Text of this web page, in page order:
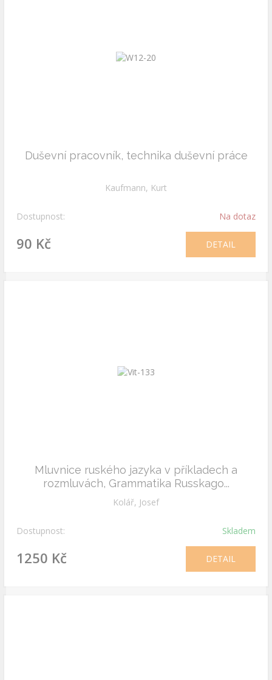
Duševní pracovník, technika duševní práce
Kaufmann, Kurt
Dostupnost: Na dotaz
90 Kč DETAIL
Mluvnice ruského jazyka v příkladech a
rozmluvách, Grammatika Russkago...
Kolář, Josef
Dostupnost: Skladem
1250 Kč DETAIL